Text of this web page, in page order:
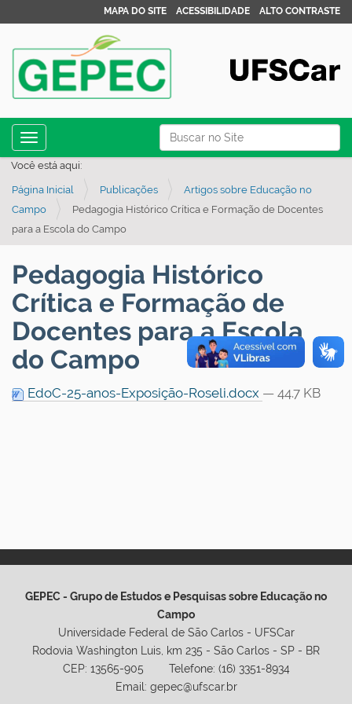
Busca
Busca Avançada…
MAPA DO SITE ACESSIBILIDADE ALTO CONTRASTE
Toggle navigation
Você está aqui:
Página Inicial Publicações
Artigos sobre Educação no
Campo
Pedagogia Histórico Crítica e Formação de Docentes
para a Escola do Campo
Pedagogia Histórico
Crítica e Formação de
Docentes para a Escola
do Campo
EdoC-25-anos-Exposição-Roseli.docx — 44.7 KB
GEPEC - Grupo de Estudos e Pesquisas sobre Educação no
Campo
Universidade Federal de São Carlos - UFSCar
Rodovia Washington Luis, km 235 - São Carlos - SP - BR
CEP: 13565-905 Telefone: (16) 3351-8934
Email: gepec@ufscar.br